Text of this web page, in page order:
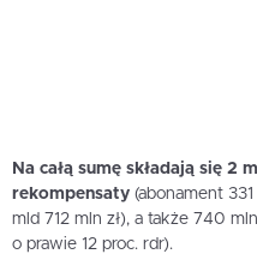
Na całą sumę składają się 2
rekompensaty (abonament
mld 712 mln zł), a także 740
o prawie 12 proc. rdr).